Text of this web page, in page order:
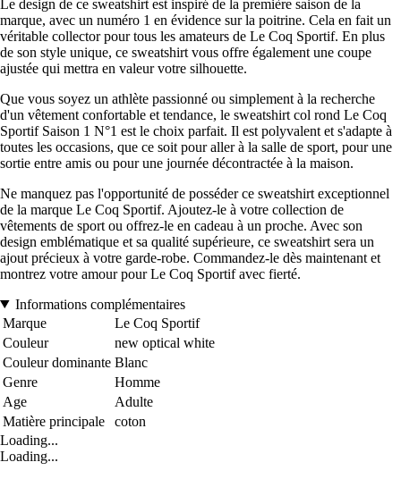
Le design de ce sweatshirt est inspiré de la première saison de la
marque, avec un numéro 1 en évidence sur la poitrine. Cela en fait un
véritable collector pour tous les amateurs de Le Coq Sportif. En plus
de son style unique, ce sweatshirt vous offre également une coupe
ajustée qui mettra en valeur votre silhouette.
Que vous soyez un athlète passionné ou simplement à la recherche
d'un vêtement confortable et tendance, le sweatshirt col rond Le Coq
Sportif Saison 1 N°1 est le choix parfait. Il est polyvalent et s'adapte à
toutes les occasions, que ce soit pour aller à la salle de sport, pour une
sortie entre amis ou pour une journée décontractée à la maison.
Ne manquez pas l'opportunité de posséder ce sweatshirt exceptionnel
de la marque Le Coq Sportif. Ajoutez-le à votre collection de
vêtements de sport ou offrez-le en cadeau à un proche. Avec son
design emblématique et sa qualité supérieure, ce sweatshirt sera un
ajout précieux à votre garde-robe. Commandez-le dès maintenant et
montrez votre amour pour Le Coq Sportif avec fierté.
Informations complémentaires
Marque
Le Coq Sportif
Couleur
new optical white
Couleur dominante Blanc
Genre
Homme
Age
Adulte
Matière principale
coton
Loading...
Loading...